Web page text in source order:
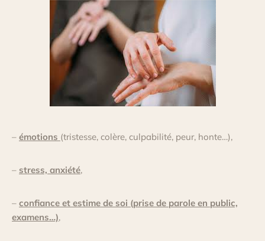
– émotions (tristesse, colère, culpabilité, peur, honte…),
– stress, anxiété,
– confiance et estime de soi (prise de parole en public,
examens…),